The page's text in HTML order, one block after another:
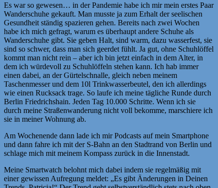
Es war so gewesen… in der Pandemie habe ich mir mein erstes Paar
Wanderschuhe gekauft. Man musste ja zum Erhalt der seelischen
Gesundheit ständig spazieren gehen. Bereits nach zwei Wochen
habe ich mich gefragt, warum es überhaupt andere Schuhe als
Wanderschuhe gibt. Sie geben Halt, sind warm, dazu wasserfest, sie
sind so schwer, dass man sich geerdet fühlt. Ja gut, ohne Schuhlöffel
kommt man nicht rein – aber ich bin jetzt einfach in dem Alter, in
dem ich würdevoll zu Schuhlöffeln stehen kann. Ich hab immer
einen dabei, an der Gürtelschnalle, gleich neben meinem
Taschenmesser und dem 10l Trinkwasserbeutel, den ich allerdings
wie einen Rucksack trage. So laufe ich meine tägliche Runde durch
Berlin Friedrichshain. Jeden Tag 10.000 Schritte. Wenn ich sie
durch meine Straßenwanderung nicht voll bekomme, marschiere ich
sie in meiner Wohnung ab.
Am Wochenende dann lade ich mir Podcasts auf mein Smartphone
und dann fahre ich mit der S-Bahn an den Stadtrand von Berlin und
schlage mich mit meinem Kompass zurück in die Innenstadt.
Meine Smartwatch belohnt mich dabei indem sie regelmäßig mit
einer gewissen Aufregung meldet: „Es gibt Änderungen in Deinen